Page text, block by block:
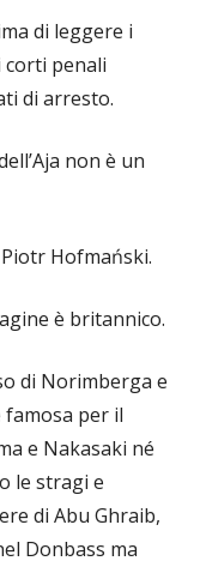
di leggere i
penali
di arresto.
non è un
Hofmański.
è britannico.
di Norimberga e
famosa per il
e Nakasaki né
le stragi e
di Abu Ghraib,
Donbass ma